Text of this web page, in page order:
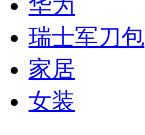
瑞士军刀包
家居
女装